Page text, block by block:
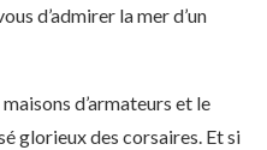
d’admirer la mer d’un
d’armateurs et le
glorieux des corsaires. Et si